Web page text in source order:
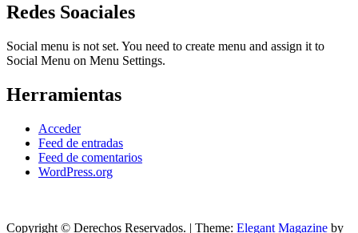
Redes Soaciales
Social menu is not set. You need to create menu and assign it to
Social Menu on Menu Settings.
Herramientas
Acceder
Feed de entradas
Feed de comentarios
WordPress.org
Copyright © Derechos Reservados. | Theme: Elegant Magazine by